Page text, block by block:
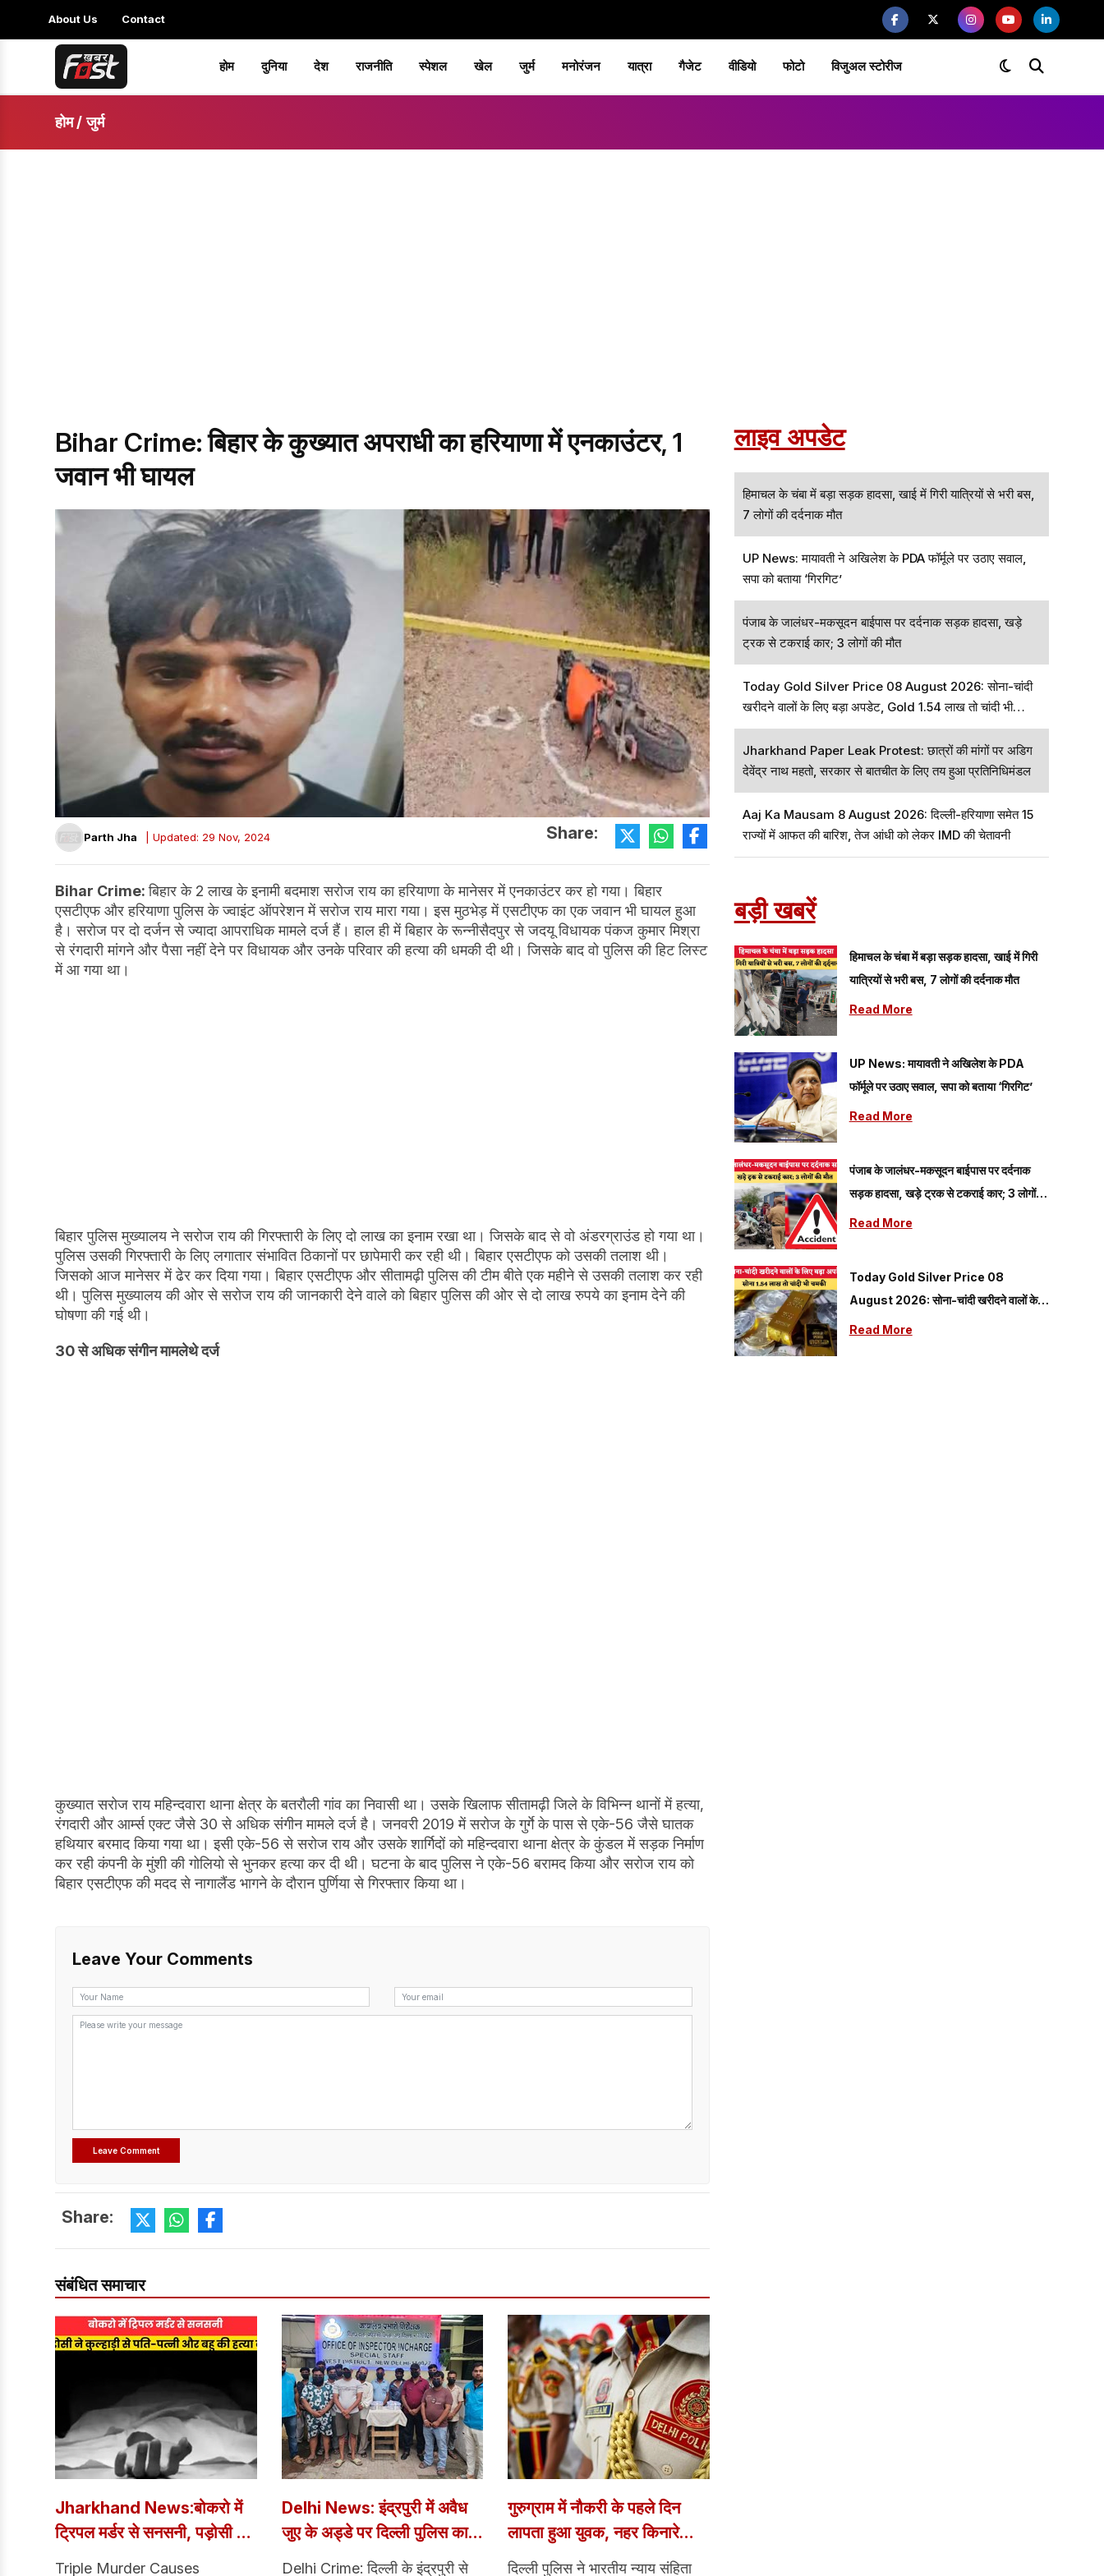
About Us Contact
होम दुनिया देश राजनीति स्पेशल खेल जुर्म मनोरंजन यात्रा गैजेट वीडियो फोटो विजुअल स्टोरीज
होम/ जुर्म
Bihar Crime: बिहार के कुख्यात अपराधी का हरियाणा में एनकाउंटर, 1
जवान भी घायल
Parth Jha | Updated: 29 Nov, 2024 Share:
Bihar Crime:बिहार के 2 लाख के इनामी बदमाश सरोज राय का हरियाणा के मानेसर में एनकाउंटर कर हो गया। बिहार
एसटीएफ और हरियाणा पुलिस के ज्वाइंट ऑपरेशन में सरोज राय मारा गया। इस मुठभेड़ में एसटीएफ का एक जवान भी घायल हुआ
है। सरोज पर दो दर्जन से ज्यादा आपराधिक मामले दर्ज हैं। हाल ही में बिहार के रून्नीसैदपुर से जदयू विधायक पंकज कुमार मिश्रा
से रंगदारी मांगने और पैसा नहीं देने पर विधायक और उनके परिवार की हत्या की धमकी दी थी। जिसके बाद वो पुलिस की हिट लिस्ट
में आ गया था।
बिहार पुलिस मुख्यालय ने सरोज राय की गिरफ्तारी के लिए दो लाख का इनाम रखा था। जिसके बाद से वो अंडरग्राउंड हो गया था।
पुलिस उसकी गिरफ्तारी के लिए लगातार संभावित ठिकानों पर छापेमारी कर रही थी। बिहार एसटीएफ को उसकी तलाश थी।
जिसको आज मानेसर में ढेर कर दिया गया। बिहार एसटीएफ और सीतामढ़ी पुलिस की टीम बीते एक महीने से उसकी तलाश कर रही
थी। पुलिस मुख्यालय की ओर से सरोज राय की जानकारी देने वाले को बिहार पुलिस की ओर से दो लाख रुपये का इनाम देने की
घोषणा की गई थी।
30 से अधिक संगीन मामलेथे दर्ज
कुख्यात सरोज राय महिन्दवारा थाना क्षेत्र के बतरौली गांव का निवासी था। उसके खिलाफ सीतामढ़ी जिले के विभिन्न थानों में हत्या,
रंगदारी और आर्म्स एक्ट जैसे 30 से अधिक संगीन मामले दर्ज है। जनवरी 2019 में सरोज के गुर्गे के पास से एके-56 जैसे घातक
हथियार बरमाद किया गया था। इसी एके-56 से सरोज राय और उसके शार्गिदों को महिन्दवारा थाना क्षेत्र के कुंडल में सड़क निर्माण
कर रही कंपनी के मुंशी की गोलियो से भुनकर हत्या कर दी थी। घटना के बाद पुलिस ने एके-56 बरामद किया और सरोज राय को
बिहार एसटीएफ की मदद से नागालैंड भागने के दौरान पुर्णिया से गिरफ्तार किया था।
Leave Your Comments
Share:
संबंधित समाचार
Jharkhand News:बोकरो में
ट्रिपल मर्डर से सनसनी, पड़ोसी ने
Triple Murder Causes
Delhi News: इंद्रपुरी में अवैध
जुए के अड्डे पर दिल्ली पुलिस का
छापा, 15 जुआरियों को पकड़ा;
Delhi Crime: दिल्ली के इंद्रपुरी से
गुरुग्राम में नौकरी के पहले दिन
लापता हुआ युवक, नहर किनारे
मिली कार; दिल्ली पुलिस ने दर्ज की
दिल्ली पुलिस ने भारतीय न्याय संहिता
लाइव अपडेट
हिमाचल के चंबा में बड़ा सड़क हादसा, खाई में गिरी यात्रियों से भरी बस,
7 लोगों की दर्दनाक मौत
UP News: मायावती ने अखिलेश के PDA फॉर्मूले पर उठाए सवाल,
सपा को बताया ‘गिरगिट’
पंजाब के जालंधर-मकसूदन बाईपास पर दर्दनाक सड़क हादसा, खड़े
ट्रक से टकराई कार; 3 लोगों की मौत
Today Gold Silver Price 08 August 2026: सोना-चांदी
खरीदने वालों के लिए बड़ा अपडेट, Gold ₹1.54 लाख तो चांदी भी
चमकी
Jharkhand Paper Leak Protest: छात्रों की मांगों पर अडिग
देवेंद्र नाथ महतो, सरकार से बातचीत के लिए तय हुआ प्रतिनिधिमंडल
Aaj Ka Mausam 8 August 2026: दिल्ली-हरियाणा समेत 15
राज्यों में आफत की बारिश, तेज आंधी को लेकर IMD की चेतावनी
बड़ी खबरें
हिमाचल के चंबा में बड़ा सड़क हादसा, खाई में गिरी
यात्रियों से भरी बस, 7 लोगों की दर्दनाक मौत
Read More
UP News: मायावती ने अखिलेश के PDA
फॉर्मूले पर उठाए सवाल, सपा को बताया ‘गिरगिट’
Read More
पंजाब के जालंधर-मकसूदन बाईपास पर दर्दनाक
सड़क हादसा, खड़े ट्रक से टकराई कार; 3 लोगों की
मौत
Read More
Today Gold Silver Price 08
August 2026: सोना-चांदी खरीदने वालों के
लिए बड़ा अपडेट, Gold ₹1.54 लाख तो चांदी भी
Read More